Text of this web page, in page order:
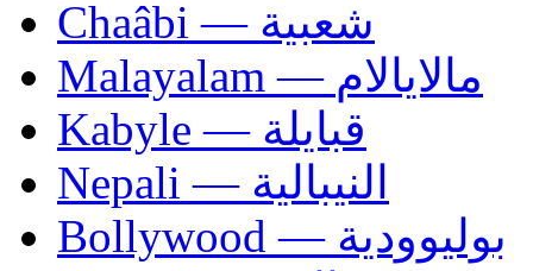
Chaâbi — شعبية
Malayalam — مالايالام
Kabyle — قبايلة
Nepali — النيبالية
Bollywood — بوليوودية